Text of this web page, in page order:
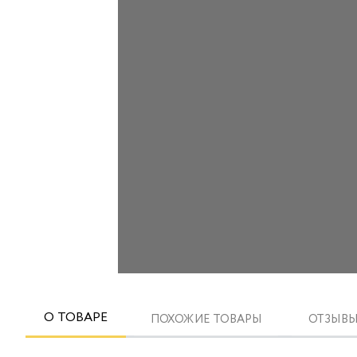
О ТОВАРЕ ПОХОЖИЕ ТОВАРЫ